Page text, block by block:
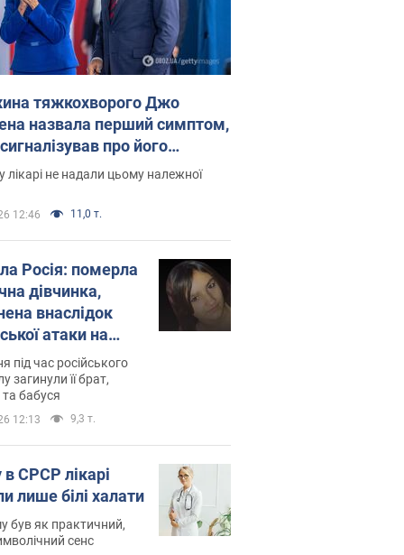
тяжкохворого Джо
назвала перший симптом,
про його
рак
лікарі не надали цьому належної
12:46 11,0 т.
Росія: померла
дівчинка,
внаслідок
атаки на
Фото
під час російського
загинули її брат,
та бабуся
12:13 9,3 т.
СРСР лікарі
лише білі халати
був як практичний,
сенс